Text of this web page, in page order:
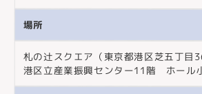
場所
札の辻スクエア（東京都港区芝五丁目
港区立産業振興センター11階 ホール